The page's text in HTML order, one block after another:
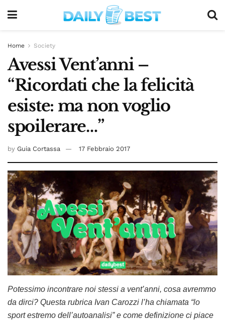
Home Society
Avessi Vent’anni –
“Ricordati che la felicità
esiste: ma non voglio
spoilerare…”
by Guia Cortassa 17 Febbraio 2017
Potessimo incontrare noi stessi a vent’anni, cosa avremmo
da dirci? Questa rubrica Ivan Carozzi l’ha chiamata “lo
sport estremo dell’autoanalisi” e come definizione ci piace